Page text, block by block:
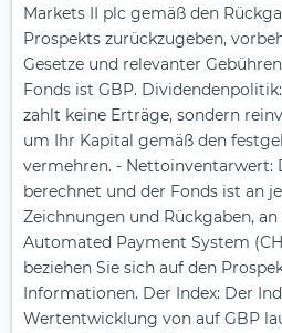
Markets II plc gemäß den
Prospekts zurückzugeben,
Gesetze und relevanter
Fonds ist GBP.
zahlt keine Erträge, sondern
um Ihr Kapital gemäß den
vermehren. - Nettoinventarwert:
berechnet und der Fonds ist an
Zeichnungen und Rückgaben,
Automated Payment System
beziehen Sie sich auf den
Informationen. Der Index: Der
Wertentwicklung von auf GBP